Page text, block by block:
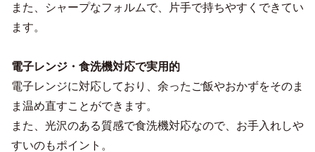
また、シャープなフォルムで、片手で持ちやすくできてい
ます。
電子レンジ・食洗機対応で実用的
電子レンジに対応しており、余ったご飯やおかずをそのま
ま温め直すことができます。
また、光沢のある質感で食洗機対応なので、お手入れしや
すいのもポイント。